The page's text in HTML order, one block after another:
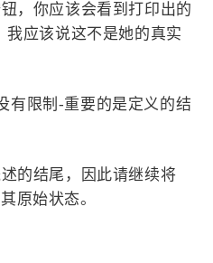
，你应该会看到打印出的
应该说这不是她的真实
有限制-重要的是定义的结
的结尾，因此请继续将
原始状态。